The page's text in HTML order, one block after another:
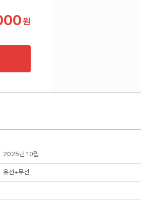
원
2025년 10월
유선+무선